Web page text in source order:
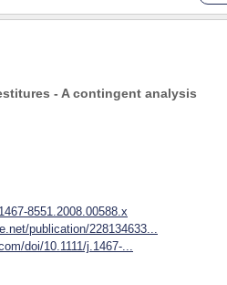
- A contingent analysis
8551.2008.00588.x
publication/228134633...
doi/10.1111/j.1467-...